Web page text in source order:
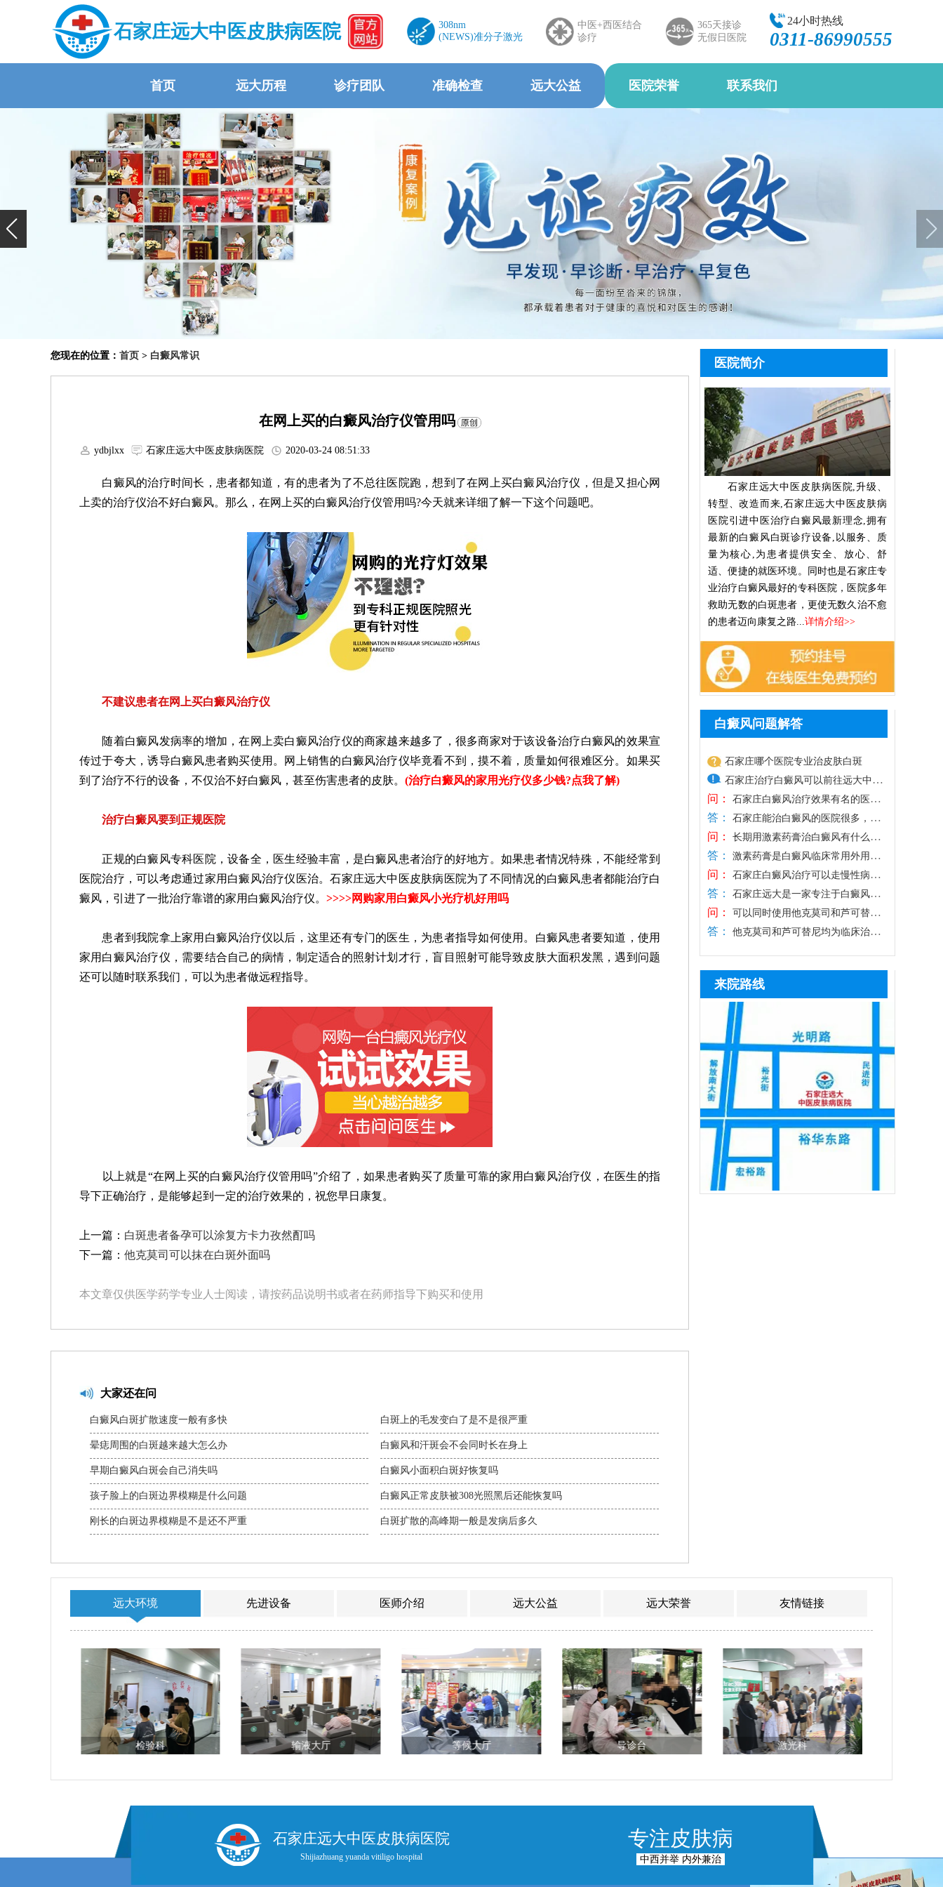
石家庄远大中医皮肤病医院
308nm
(NEWS)准分子激光
中医+西医结合
诊疗
365天接诊
无假日医院
24小时热线
0311-86990555
首页 远大历程 诊疗团队 准确检查 远大公益 医院荣誉 联系我们
您现在的位置： 首页 > 白癜风常识
在网上买的白癜风治疗仪管用吗
ydbjlxx 石家庄远大中医皮肤病医院 2020-03-24 08:51:33
白癜风的治疗时间长，患者都知道，有的患者为了不总往医院跑，想到了在网上买白癜风治疗仪，但是又担心网
上卖的治疗仪治不好白癜风。那么，在网上买的白癜风治疗仪管用吗?今天就来详细了解一下这个问题吧。
不建议患者在网上买白癜风治疗仪
随着白癜风发病率的增加，在网上卖白癜风治疗仪的商家越来越多了，很多商家对于该设备治疗白癜风的效果宣
传过于夸大，诱导白癜风患者购买使用。网上销售的白癜风治疗仪毕竟看不到，摸不着，质量如何很难区分。如果买
到了治疗不行的设备，不仅治不好白癜风，甚至伤害患者的皮肤。 (治疗白癜风的家用光疗仪多少钱?点我了解)
治疗白癜风要到正规医院
正规的白癜风专科医院，设备全，医生经验丰富，是白癜风患者治疗的好地方。如果患者情况特殊，不能经常到
医院治疗，可以考虑通过家用白癜风治疗仪医治。石家庄远大中医皮肤病医院为了不同情况的白癜风患者都能治疗白
癜风，引进了一批治疗靠谱的家用白癜风治疗仪。 >>>>网购家用白癜风小光疗机好用吗
患者到我院拿上家用白癜风治疗仪以后，这里还有专门的医生，为患者指导如何使用。白癜风患者要知道，使用
家用白癜风治疗仪，需要结合自己的病情，制定适合的照射计划才行，盲目照射可能导致皮肤大面积发黑，遇到问题
还可以随时联系我们，可以为患者做远程指导。
以上就是“在网上买的白癜风治疗仪管用吗”介绍了，如果患者购买了质量可靠的家用白癜风治疗仪，在医生的指
导下正确治疗，是能够起到一定的治疗效果的，祝您早日康复。
上一篇： 白斑患者备孕可以涂复方卡力孜然酊吗
下一篇： 他克莫司可以抹在白斑外面吗
本文章仅供医学药学专业人士阅读，请按药品说明书或者在药师指导下购买和使用
大家还在问
白癜风白斑扩散速度一般有多快
晕痣周围的白斑越来越大怎么办
早期白癜风白斑会自己消失吗
孩子脸上的白斑边界模糊是什么问题
刚长的白斑边界模糊是不是还不严重
白斑上的毛发变白了是不是很严重
白癜风和汗斑会不会同时长在身上
白癜风小面积白斑好恢复吗
白癜风正常皮肤被308光照黑后还能恢复吗
白斑扩散的高峰期一般是发病后多久
医院简介
石家庄远大中医皮肤病医院,升级、
转型、改造而来,石家庄远大中医皮肤病
医院引进中医治疗白癜风最新理念,拥有
最新的白癜风白斑诊疗设备,以服务、质
量为核心,为患者提供安全、放心、舒
适、便捷的就医环境。同时也是石家庄专
业治疗白癜风最好的专科医院，医院多年
救助无数的白斑患者，更使无数久治不愈
的患者迈向康复之路... 详情介绍>>
白癜风问题解答
石家庄哪个医院专业治皮肤白斑
石家庄治疗白癜风可以前往远大中医
皮肤病医院，专病专研，集白斑诊
断、治疗、预防、抗复发为一体，汇
聚了经验丰富的医生，帮助不少患者
解决了白斑困扰，临床祛白效果得到
验证。医院治白癜风的方法多样，包
括药物、照光、手术等，适配不同时
期、类型、部位、人群身上的白斑，
提供一对一个性化治疗，复色效果更
善
问：
是哪个
答：
中远大中医皮肤病医院专攻白斑诊治，有
成熟的技术，有现代化治疗方法，可满足
不同患者治疗需求，为白斑复色提供更大
希望。医院治白癜风主张一人一方，先诊
断后治疗，结合病情因人而异的用药，个
性化祛白，治疗有针对性，复色效果突
医院治白癜风可提供中医方法，比如脐
疗、药浴、中药
问：
作用
答：
物，短期规范使用可有效抑制皮肤炎症、
调控黑色素细胞功能，改善白斑症状，但
长期盲目使用会产生诸多副作用，皮肤层
面易出现皮肤萎缩、变薄、毛细血管扩
低皮肤抵抗力，反复诱发毛囊炎、皮炎等
感染问题。患者使用激素药膏必须严格遵
从医嘱，把控用药剂量、时长和频次，切
问：
销吗
答：
疗的医院，暂不支持慢性病医保报销，我
院深耕白癜风专项诊疗，坚持平价收费准
治疗开销给患者增添经济压力。我们的医
生临床经验丰富，会结合患者具体情况定
制专属方案，对症施治不走治疗弯路。白
斑早期面积小、黑色素未完全脱失，不仅
复色速度更快，治疗周期短、投入费用更
问：
治疗白癜风吗
答：
状、抑制皮损扩散，帮助恢复皮肤色素。
能否同时使用需严格遵从主治医生指导，
患者切不可自行搭配、增减药量，避免引
发皮肤刺激、耐药性等风险。临床治疗白
癜风提倡综合性医治，单一用药疗效有
限，患者可在医生方案下，结合308准分
子激光、黑色素种植手术等综合治疗，全
方
来院路线
远大环境 先进设备 医师介绍 远大公益 远大荣誉 友情链接
检验科 输液大厅 等候大厅 导诊台 激光科
石家庄远大中医皮肤病医院
Shijiazhuang yuanda vitiligo hospital
专注皮肤病
中西并举 内外兼治